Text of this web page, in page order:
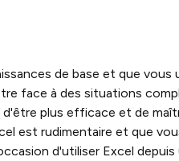
de base et que
face à des situations
plus efficace et de
est rudimentaire et que
d'utiliser Excel